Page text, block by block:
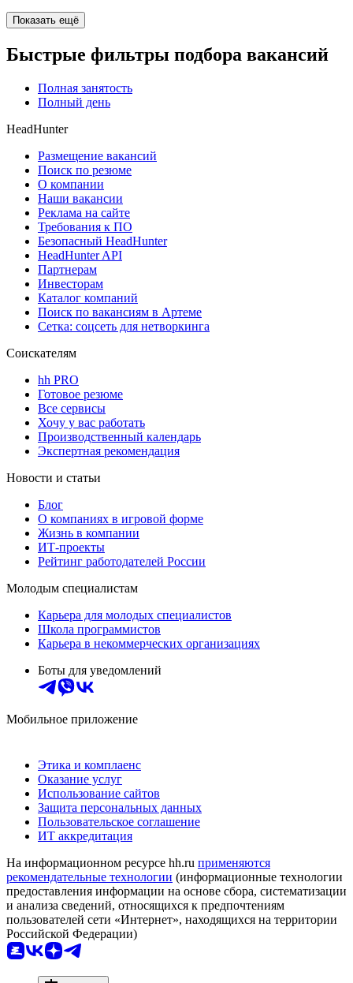
Показать ещё
Быстрые фильтры подбора вакансий
Полная занятость
Полный день
HeadHunter
Размещение вакансий
Поиск по резюме
О компании
Наши вакансии
Реклама на сайте
Требования к ПО
Безопасный HeadHunter
HeadHunter API
Партнерам
Инвесторам
Каталог компаний
Поиск по вакансиям в Артеме
Сетка: соцсеть для нетворкинга
Соискателям
hh PRO
Готовое резюме
Все сервисы
Хочу у вас работать
Производственный календарь
Экспертная рекомендация
Новости и статьи
Блог
О компаниях в игровой форме
Жизнь в компании
ИТ-проекты
Рейтинг работодателей России
Молодым специалистам
Карьера для молодых специалистов
Школа программистов
Карьера в некоммерческих организациях
Боты для уведомлений
Мобильное приложение
Этика и комплаенс
Оказание услуг
Использование сайтов
Защита персональных данных
Пользовательское соглашение
ИТ аккредитация
На информационном ресурсе hh.ru применяются
рекомендательные технологии (информационные технологии
предоставления информации на основе сбора, систематизации
и анализа сведений, относящихся к предпочтениям
пользователей сети «Интернет», находящихся на территории
Российской Федерации)